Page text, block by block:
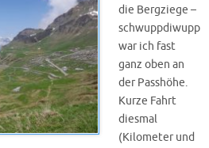
die Bergziege –
schwuppdiwupp
war ich fast
ganz oben an
der Passhöhe.
Kurze Fahrt
diesmal
(Kilometer und